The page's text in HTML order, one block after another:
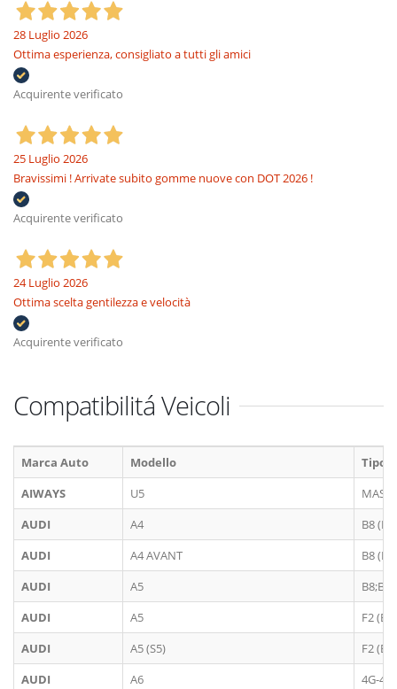
28 Luglio 2026
Ottima esperienza, consigliato a tutti gli amici
Acquirente verificato
25 Luglio 2026
Bravissimi ! Arrivate subito gomme nuove con DOT 2026 !
Acquirente verificato
24 Luglio 2026
Ottima scelta gentilezza e velocità
Acquirente verificato
Compatibilitá Veicoli
Marca Auto Modello
AIWAYS
U5
AUDI
A4
B8 (F4)
AUDI
A4 AVANT
B8 (F4)
AUDI
A5
AUDI
A5
F2
AUDI
A5 (S5)
F2
AUDI
A6
4G-